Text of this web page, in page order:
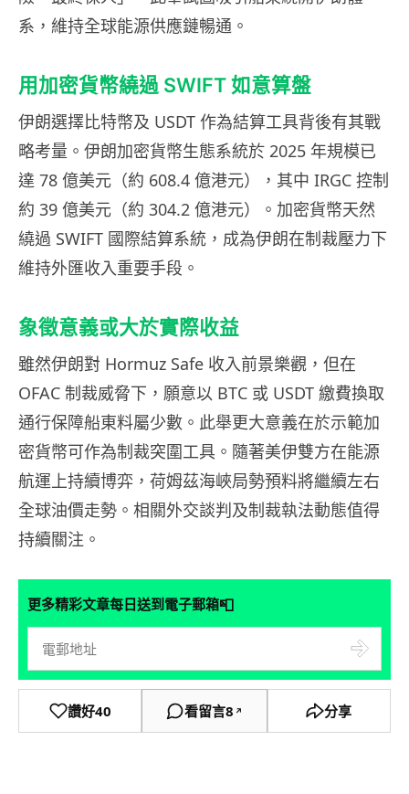
系，維持全球能源供應鏈暢通。
用加密貨幣繞過 SWIFT 如意算盤
伊朗選擇比特幣及 USDT 作為結算工具背後有其戰
略考量。伊朗加密貨幣生態系統於 2025 年規模已
達 78 億美元（約 608.4 億港元），其中 IRGC 控制
約 39 億美元（約 304.2 億港元）。加密貨幣天然
繞過 SWIFT 國際結算系統，成為伊朗在制裁壓力下
維持外匯收入重要手段。
象徵意義或大於實際收益
雖然伊朗對 Hormuz Safe 收入前景樂觀，但在
OFAC 制裁威脅下，願意以 BTC 或 USDT 繳費換取
通行保障船東料屬少數。此舉更大意義在於示範加
密貨幣可作為制裁突圍工具。隨著美伊雙方在能源
航運上持續博弈，荷姆茲海峽局勢預料將繼續左右
全球油價走勢。相關外交談判及制裁執法動態值得
持續關注。
更多精彩文章每日送到電子郵箱📮
讚好40 看留言8 ↗ 分享